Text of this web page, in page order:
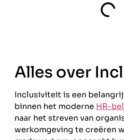
Alles over
Inclusiviteit is een
binnen het moderne HR-
naar het streven van
werkomgeving te creëren